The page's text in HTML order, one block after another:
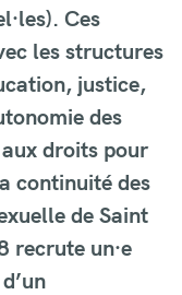
Ces
les structures
justice,
des
droits pour
continuité des
de Saint
recrute un·e